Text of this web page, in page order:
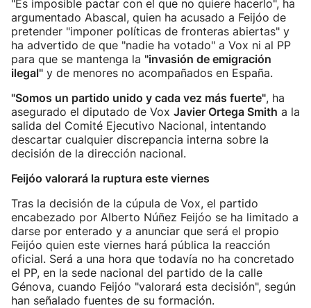
"Es imposible pactar con el que no quiere hacerlo", ha
argumentado Abascal, quien ha acusado a Feijóo de
pretender "imponer políticas de fronteras abiertas" y
ha advertido de que "nadie ha votado" a Vox ni al PP
para que se mantenga la "invasión de emigración
ilegal" y de menores no acompañados en España.
"Somos un partido unido y cada vez más fuerte", ha
asegurado el diputado de Vox Javier Ortega Smith a la
salida del Comité Ejecutivo Nacional, intentando
descartar cualquier discrepancia interna sobre la
decisión de la dirección nacional.
Feijóo valorará la ruptura este viernes
Tras la decisión de la cúpula de Vox, el partido
encabezado por Alberto Núñez Feijóo se ha limitado a
darse por enterado y a anunciar que será el propio
Feijóo quien este viernes hará pública la reacción
oficial. Será a una hora que todavía no ha concretado
el PP, en la sede nacional del partido de la calle
Génova, cuando Feijóo "valorará esta decisión", según
han señalado fuentes de su formación.